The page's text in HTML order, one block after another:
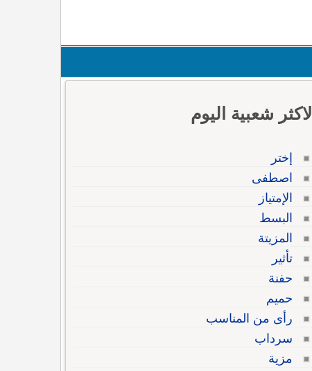
الاكثر شعبية اليوم
إختر
اصطفى
الإمتياز
البسط
المزيتة
تأثير
حفنة
حميم
رأى من المناسب
سرداب
مزية